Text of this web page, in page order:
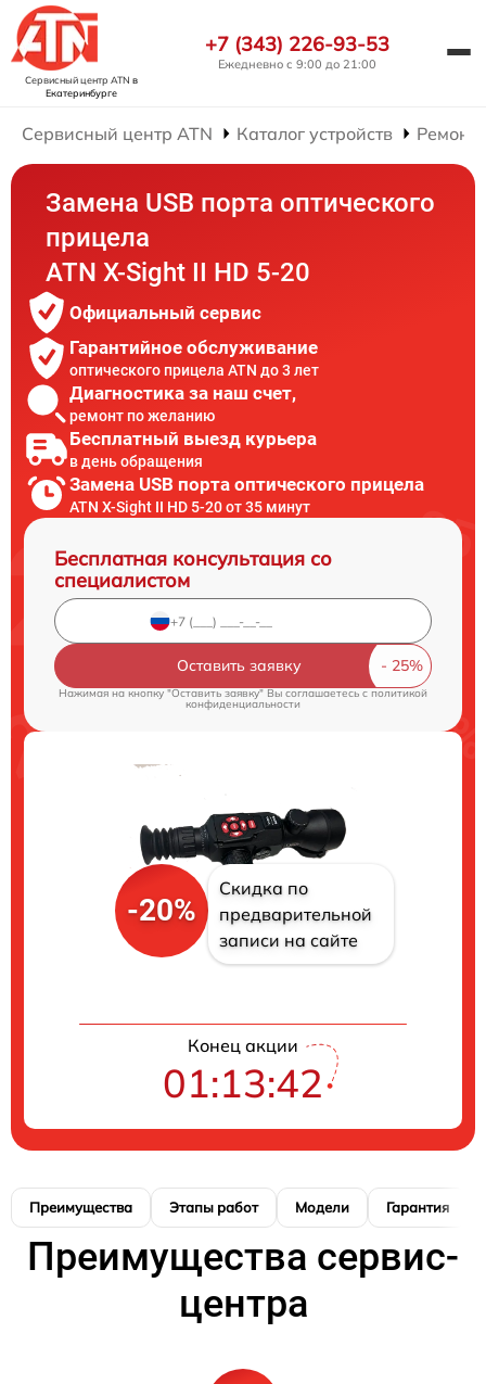
Сервисный центр ATN в
Екатеринбурге
+7 (343) 226-93-53
Ежедневно с 9:00 до 21:00
Сервисный центр ATN Каталог устройств Ремонт
Замена USB порта оптического
прицела
ATN X-Sight II HD 5-20
Официальный сервис
Гарантийное обслуживание
оптического прицела ATN до 3 лет
Диагностика за наш счет,
ремонт по желанию
Бесплатный выезд курьера
в день обращения
Замена USB порта оптического прицела
ATN X-Sight II HD 5-20 от 35 минут
Бесплатная консультация со
специалистом
Оставить заявку
Нажимая на кнопку "Оставить заявку" Вы соглашаетесь cполитикой
конфиденциальности
-20%
Скидка по
предварительной
записи на сайте
Конец акции
01:13:41
Преимущества Этапы работ Модели Гарантия
Преимущества сервис-
центра